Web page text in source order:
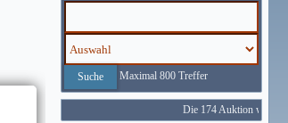
Maximal 800 Treffer
Die 174 Auktion wird